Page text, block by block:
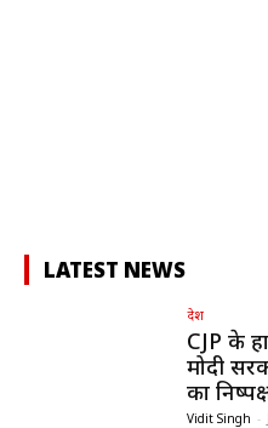
LATEST NEWS
देश
CJP के
मोदी
का
Vidit Singh -